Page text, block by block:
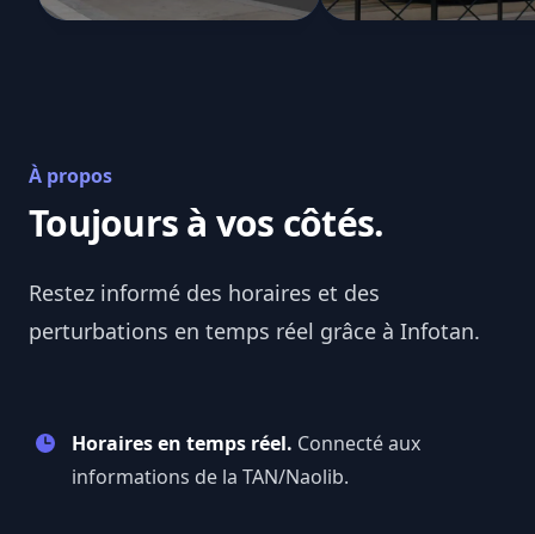
À propos
Toujours à vos côtés.
Restez informé des horaires et des
perturbations en temps réel grâce à Infotan.
Horaires en temps réel. Connecté aux
informations de la TAN/Naolib.